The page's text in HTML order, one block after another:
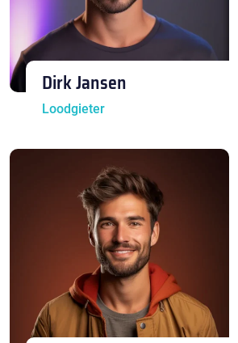
Dirk Jansen
Loodgieter